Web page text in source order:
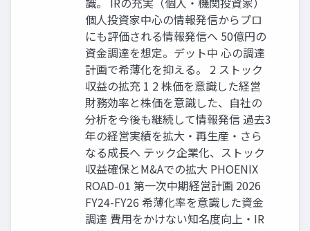
個人投資家中心の情報発信からプロ
にも評価される情報発信へ 50億円の
資金調達を想定。デット中 心の調達
計画で希薄化を抑える。 2 ストック
収益の拡充 1 2 株価を意識した経営
財務効率と株価を意識した、自社の
分析を今後も継続して情報発信 過去3
年の経営実績を拡大・再生産・さら
なる成長へ テック企業化、ストック
収益確保とM&Aでの拡大 PHOENIX
ROAD-01 第一次中期経営計画 2026
FY24-FY26 希薄化率を意識した資金
調達 費用をかけない知名度向上・IR